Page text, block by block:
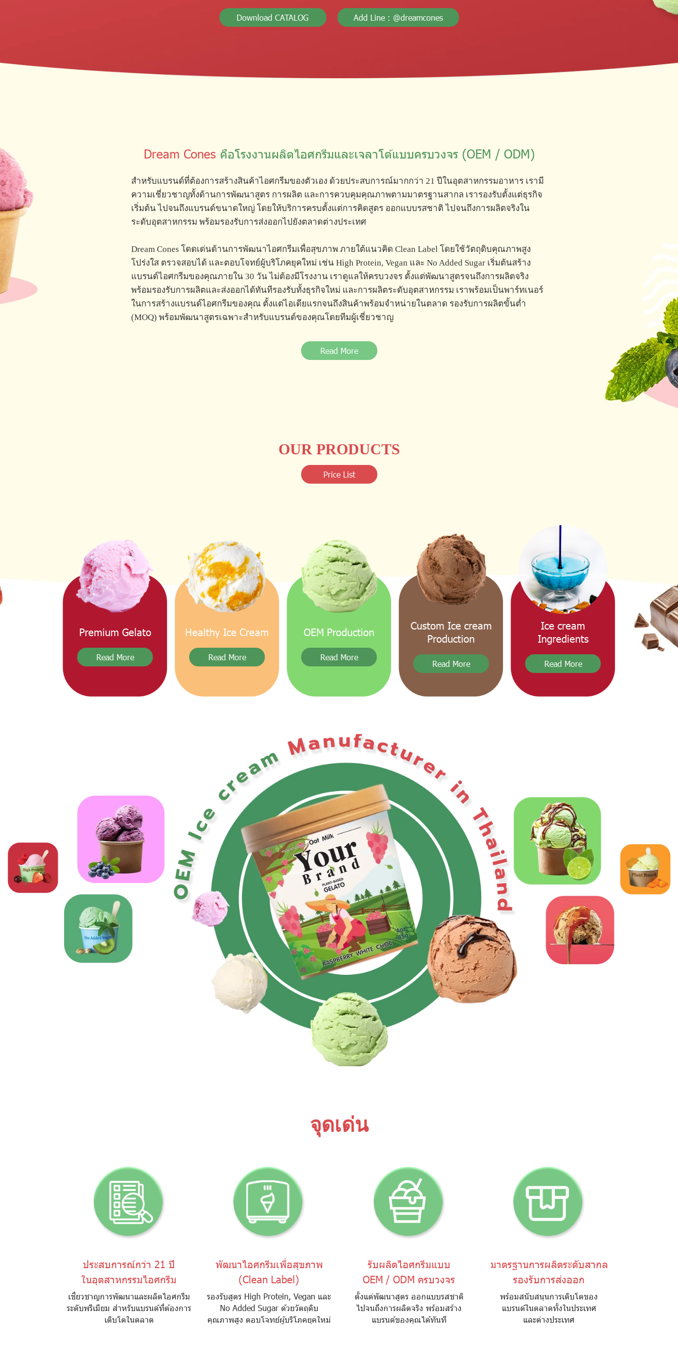
Download CATALOG Add Line : @dreamcones
Dream Cones คือโรงงานผลิตไอศกรีมและเจลาโต้แบบครบวงจร (OEM / ODM)
สำหรับแบรนด์ที่ต้องการสร้างสินค้าไอศกรีมของตัวเอง ด้วยประสบการณ์มากกว่า 21 ปีในอุตสาหกรรมอาหาร เรามี
ความเชี่ยวชาญทั้งด้านการพัฒนาสูตร การผลิต และการควบคุมคุณภาพตามมาตรฐานสากล เรารองรับตั้งแต่ธุรกิจ
เริ่มต้น ไปจนถึงแบรนด์ขนาดใหญ่ โดยให้บริการครบตั้งแต่การคิดสูตร ออกแบบรสชาติ ไปจนถึงการผลิตจริงใน
ระดับอุตสาหกรรม พร้อมรองรับการส่งออกไปยังตลาดต่างประเทศ
Dream Cones โดดเด่นด้านการพัฒนาไอศกรีมเพื่อสุขภาพ ภายใต้แนวคิด Clean Label โดยใช้วัตถุดิบคุณภาพสูง
โปร่งใส ตรวจสอบได้ และตอบโจทย์ผู้บริโภคยุคใหม่ เช่น High Protein, Vegan และ No Added Sugar เริ่มต้นสร้าง
แบรนด์ไอศกรีมของคุณภายใน 30 วัน ไม่ต้องมีโรงงาน เราดูแลให้ครบวงจร ตั้งแต่พัฒนาสูตรจนถึงการผลิตจริง
พร้อมรองรับการผลิตและส่งออกได้ทันทีรองรับทั้งธุรกิจใหม่ และการผลิตระดับอุตสาหกรรม เราพร้อมเป็นพาร์ทเนอร์
ในการสร้างแบรนด์ไอศกรีมของคุณ ตั้งแต่ไอเดียแรกจนถึงสินค้าพร้อมจำหน่ายในตลาด รองรับการผลิตขั้นต่ำ
(MOQ) พร้อมพัฒนาสูตรเฉพาะสำหรับแบรนด์ของคุณโดยทีมผู้เชี่ยวชาญ
Read More
OUR PRODUCTS
Price List
Premium Gelato
Read More
Healthy Ice Cream
Read More
OEM Production
Read More
Custom Ice cream
Production
Read More
Ice cream
Ingredients
Read More
จุดเด่น
ประสบการณ์กว่า 21 ปี
ในอุตสาหกรรมไอศกรีม
เชี่ยวชาญการพัฒนาและผลิตไอศกรีม
ระดับพรีเมียม สำหรับแบรนด์ที่ต้องการ
เติบโตในตลาด
พัฒนาไอศกรีมเพื่อสุขภาพ
(Clean Label)
รองรับสูตร High Protein, Vegan และ
No Added Sugar ด้วยวัตถุดิบ
คุณภาพสูง ตอบโจทย์ผู้บริโภคยุคใหม่
รับผลิตไอศกรีมแบบ
OEM / ODM ครบวงจร
ตั้งแต่พัฒนาสูตร ออกแบบรสชาติ
ไปจนถึงการผลิตจริง พร้อมสร้าง
แบรนด์ของคุณได้ทันที
มาตรฐานการผลิตระดับสากล
รองรับการส่งออก
พร้อมสนับสนุนการเติบโตของ
แบรนด์ในตลาดทั้งในประเทศ
และต่างประเทศ